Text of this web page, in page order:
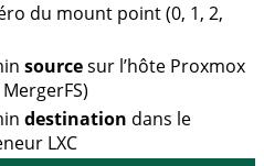
du mount point (0, 1, 2,
sourcesur l’hôte Proxmox
destination dans le
LXC